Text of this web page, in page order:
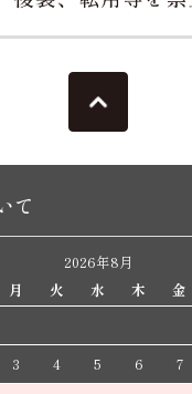
て
2026年8月
月 火 水 木 金
3 4 5 6 7